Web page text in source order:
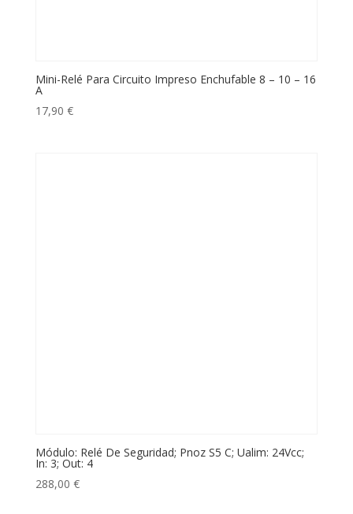
Mini-Relé Para Circuito Impreso Enchufable 8 – 10 – 16
A
17,90 €
Módulo: Relé De Seguridad; Pnoz S5 C; Ualim: 24Vcc;
In: 3; Out: 4
288,00 €